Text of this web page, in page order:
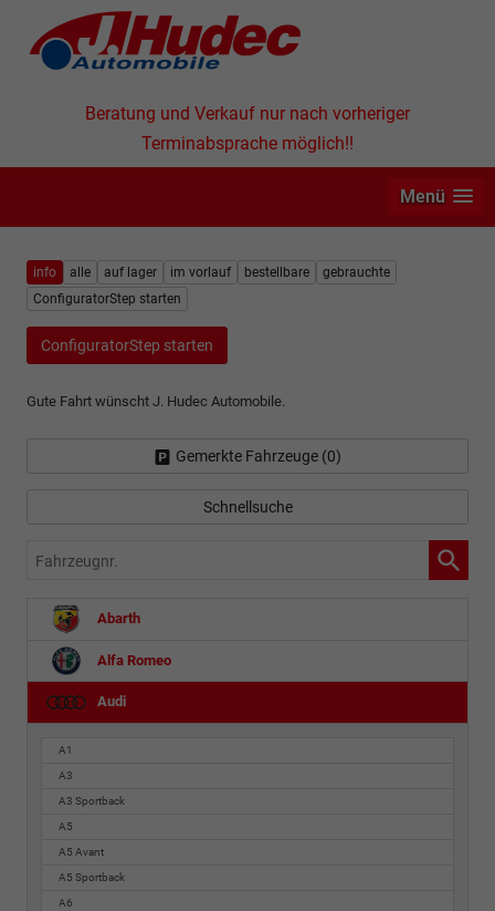
Beratung und Verkauf nur nach vorheriger
Terminabsprache möglich!!
Menü
info alle auf lager im vorlauf bestellbare
gebrauchte
ConfiguratorStep starten
ConfiguratorStep starten
Gute Fahrt wünscht J. Hudec Automobile.
Gemerkte Fahrzeuge (0)
Schnellsuche
Fahrzeugnr.
Abarth
Alfa Romeo
Audi
A1
A3
A3 Sportback
A5
A5 Avant
A5 Sportback
A6